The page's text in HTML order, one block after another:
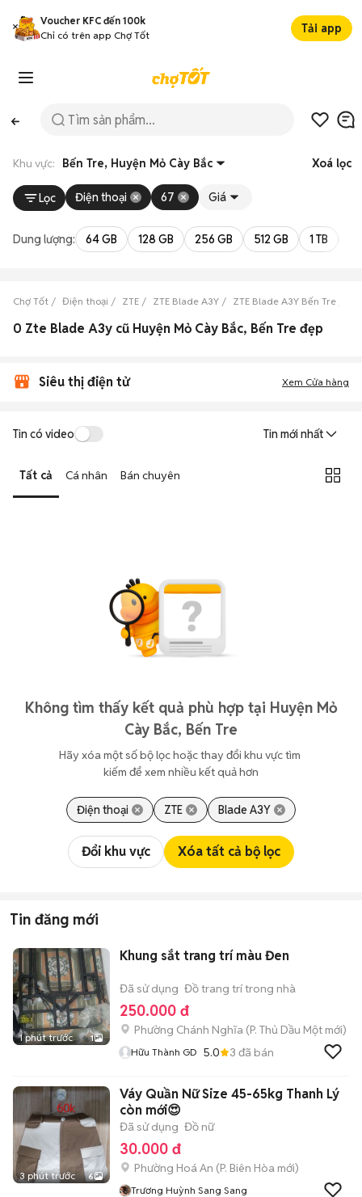
Voucher KFC đến 100k
Chỉ có trên app Chợ Tốt
Tải app
Khu vực: Bến Tre, Huyện Mỏ Cày Bắc Xoá lọc
Lọc Điện thoại 67 Giá
Dung lượng: 64 GB 128 GB 256 GB 512 GB 1 TB
Chợ Tốt Điện thoại ZTE ZTE Blade A3Y ZTE Blade A3Y Bến Tre
0 Zte Blade A3y cũ Huyện Mỏ Cày Bắc, Bến Tre đẹp
Siêu thị điện tử Xem Cửa hàng
Tin có video Tin mới nhất
Tất cả Cá nhân Bán chuyên
Không tìm thấy kết quả phù hợp tại Huyện Mỏ
Cày Bắc, Bến Tre
Hãy xóa một số bộ lọc hoặc thay đổi khu vực tìm
kiếm để xem nhiều kết quả hơn
Điện thoại ZTE Blade A3Y
Đổi khu vực Xóa tất cả bộ lọc
Tin đăng mới
1 phút trước 1
Khung sắt trang trí màu Đen
Đã sử dụng Đồ trang trí trong nhà
250.000 đ
Phường Chánh Nghĩa (P. Thủ Dầu Một mới)
Hữu Thành GD 5.0 3 đã bán
3 phút trước 6
Váy Quần Nữ Size 45-65kg Thanh Lý
còn mới😍
Đã sử dụng Đồ nữ
30.000 đ
Phường Hoá An (P. Biên Hòa mới)
Trương Huỳnh Sang Sang